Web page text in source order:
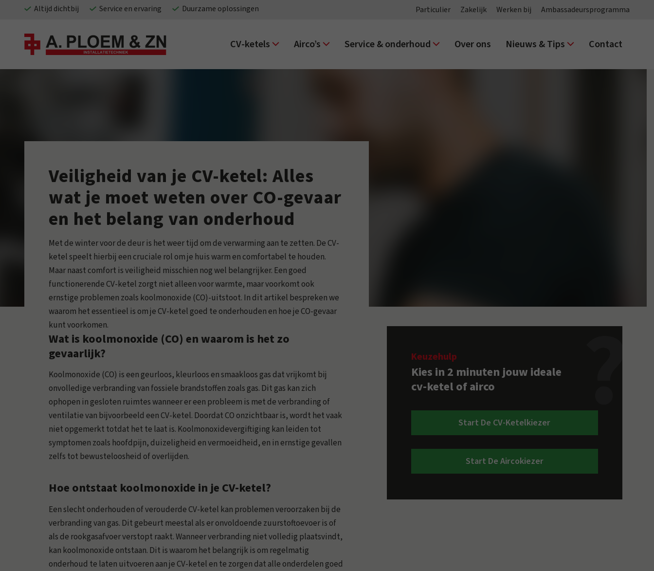
Particulier Zakelijk Werken bij Ambassadeursprogramma
Altijd dichtbij Service en ervaring Duurzame oplossingen
CV-ketels Airco’s Service & onderhoud Over ons Nieuws & Tips Contact
Veiligheid van je CV-ketel: Alles
wat je moet weten over CO-gevaar
en het belang van onderhoud
Met de winter voor de deur is het weer tijd om de verwarming aan te zetten. De CV-
ketel speelt hierbij een cruciale rol om je huis warm en comfortabel te houden.
Maar naast comfort is veiligheid misschien nog wel belangrijker. Een goed
functionerende CV-ketel zorgt niet alleen voor warmte, maar voorkomt ook
ernstige problemen zoals koolmonoxide (CO)-uitstoot. In dit artikel bespreken we
waarom het essentieel is om je CV-ketel goed te onderhouden en hoe je CO-gevaar
kunt voorkomen.
Wat is koolmonoxide (CO) en waarom is het zo
gevaarlijk?
Koolmonoxide (CO) is een geurloos, kleurloos en smaakloos gas dat vrijkomt bij
onvolledige verbranding van fossiele brandstoffen zoals gas. Dit gas kan zich
ophopen in gesloten ruimtes wanneer er een probleem is met de verbranding of
ventilatie van bijvoorbeeld een CV-ketel. Doordat CO onzichtbaar is, wordt het vaak
niet opgemerkt totdat het te laat is. Koolmonoxidevergiftiging kan leiden tot
symptomen zoals hoofdpijn, duizeligheid en vermoeidheid, en in ernstige gevallen
zelfs tot bewusteloosheid of overlijden.
Hoe ontstaat koolmonoxide in je CV-ketel?
Een slecht onderhouden of verouderde CV-ketel kan problemen veroorzaken bij de
verbranding van gas. Dit gebeurt meestal als er onvoldoende zuurstoftoevoer is of
als de rookgasafvoer verstopt raakt. Wanneer verbranding niet volledig plaatsvindt,
kan koolmonoxide ontstaan. Dit is waarom het belangrijk is om regelmatig
onderhoud te laten uitvoeren aan je CV-ketel en te zorgen dat alle onderdelen goed
Keuzehulp
Kies in 2 minuten jouw ideale
cv-ketel of airco
Start De CV-Ketelkiezer
Start De Aircokiezer